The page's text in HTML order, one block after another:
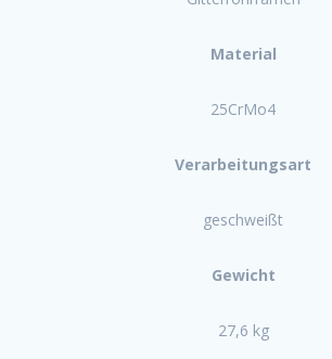
Material
25CrMo4
Verarbeitungsart
geschweißt
Gewicht
27,6 kg